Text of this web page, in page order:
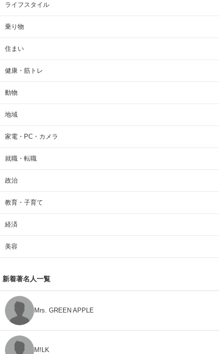
ライフスタイル
乗り物
住まい
健康・筋トレ
動物
地域
家電・PC・カメラ
就職・転職
政治
教育・子育て
経済
美容
新着著名人一覧
Mrs. GREEN APPLE
M!LK